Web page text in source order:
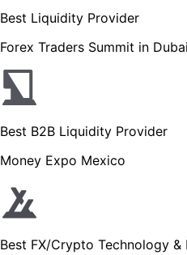
Best Liquidity Provider
Forex Traders Summit in Dubai
Best B2B Liquidity Provider
Money Expo Mexico
Best FX/Crypto Technology